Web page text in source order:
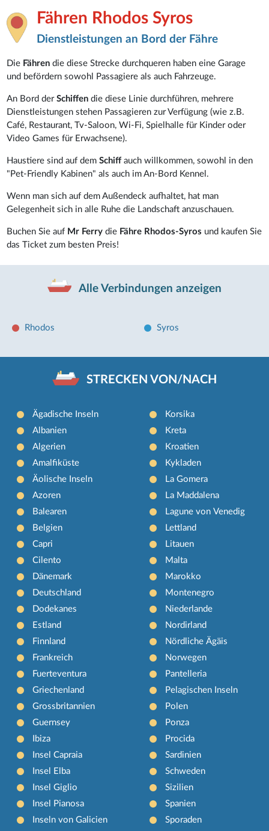
Fähren Rhodos Syros
Dienstleistungen an Bord der Fähre
Die Fährendie diese Strecke durchqueren haben eine Garage
und befördern sowohl Passagiere als auch Fahrzeuge.
An Bord derSchiffendie diese Linie durchführen, mehrere
Dienstleistungen stehen Passagieren zur Verfügung (wie z.B.
Café, Restaurant, Tv-Saloon, Wi-Fi, Spielhalle für Kinder oder
Video Games für Erwachsene).
Haustiere sind auf demSchiffauch willkommen, sowohl in den
"Pet-Friendly Kabinen" als auch im An-Bord Kennel.
Wenn man sich auf dem Außendeck aufhaltet, hat man
Gelegenheit sich in alle Ruhe die Landschaft anzuschauen.
Buchen Sie auf Mr Ferrydie Fähre Rhodos-Syros und kaufen Sie
das Ticket zum besten Preis!
Alle Verbindungen anzeigen
Rhodos Syros
STRECKEN VON/NACH
Ägadische Inseln
Albanien
Algerien
Amalfiküste
Äolische Inseln
Azoren
Balearen
Belgien
Capri
Cilento
Dänemark
Deutschland
Dodekanes
Estland
Finnland
Frankreich
Fuerteventura
Griechenland
Grossbritannien
Guernsey
Ibiza
Insel Capraia
Insel Elba
Insel Giglio
Insel Pianosa
Inseln von Galicien
Korsika
Kreta
Kroatien
Kykladen
La Gomera
La Maddalena
Lagune von Venedig
Lettland
Litauen
Malta
Marokko
Montenegro
Niederlande
Nordirland
Nördliche Ägäis
Norwegen
Pantelleria
Pelagischen Inseln
Polen
Ponza
Procida
Sardinien
Schweden
Sizilien
Spanien
Sporaden